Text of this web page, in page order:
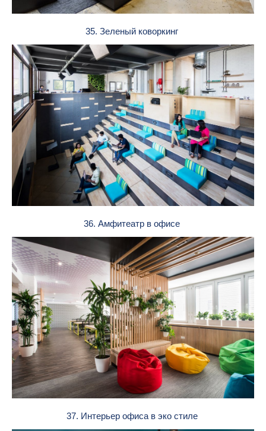
35. Зеленый коворкинг
36. Амфитеатр в офисе
37. Интерьер офиса в эко стиле